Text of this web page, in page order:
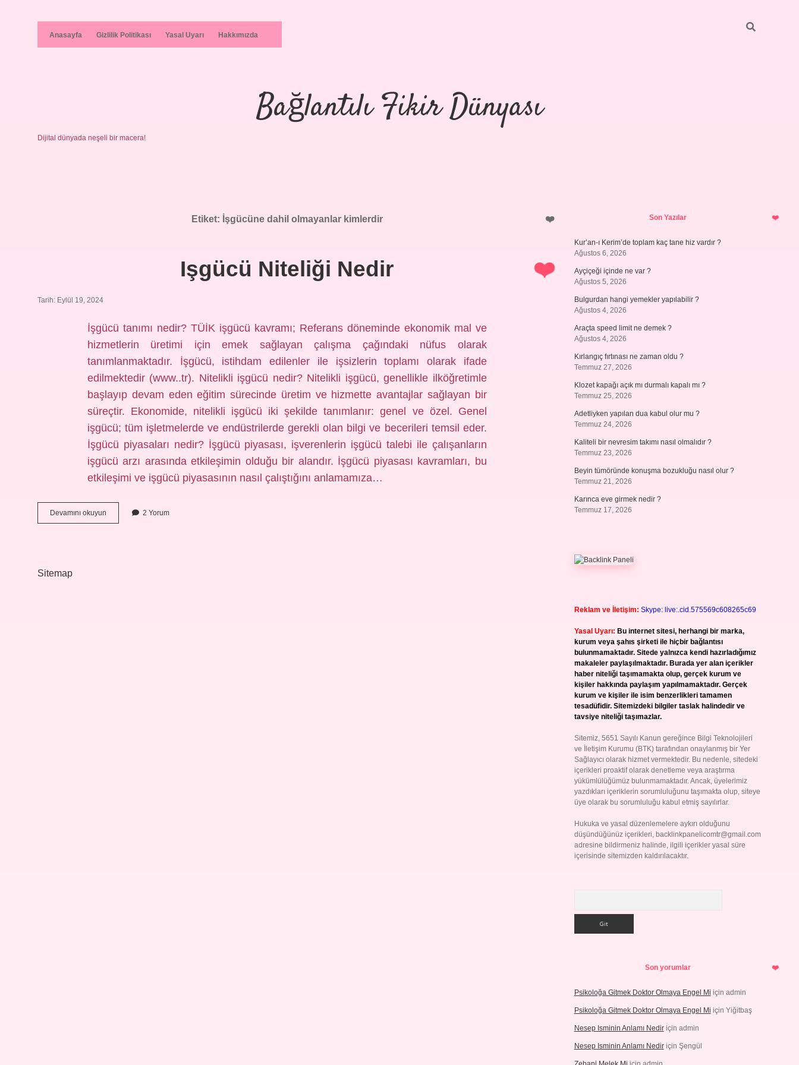
Anasayfa Gizlilik Politikası Yasal Uyarı Hakkımızda
Bağlantılı Fikir Dünyası
Dijital dünyada neşeli bir macera!
Etiket: İşgücüne dahil olmayanlar kimlerdir
Işgücü Niteliği Nedir
Tarih: Eylül 19, 2024
İşgücü tanımı nedir? TÜİK işgücü kavramı; Referans döneminde ekonomik mal ve
hizmetlerin üretimi için emek sağlayan çalışma çağındaki nüfus olarak
tanımlanmaktadır. İşgücü, istihdam edilenler ile işsizlerin toplamı olarak ifade
edilmektedir (www..tr). Nitelikli işgücü nedir? Nitelikli işgücü, genellikle ilköğretimle
başlayıp devam eden eğitim sürecinde üretim ve hizmette avantajlar sağlayan bir
süreçtir. Ekonomide, nitelikli işgücü iki şekilde tanımlanır: genel ve özel. Genel
işgücü; tüm işletmelerde ve endüstrilerde gerekli olan bilgi ve becerileri temsil eder.
İşgücü piyasaları nedir? İşgücü piyasası, işverenlerin işgücü talebi ile çalışanların
işgücü arzı arasında etkileşimin olduğu bir alandır. İşgücü piyasası kavramları, bu
etkileşimi ve işgücü piyasasının nasıl çalıştığını anlamamıza…
Devamını okuyun
Niteliği
2 Yorum
Sitemap
SidebarSon Yazılar
Kur’an-ı Kerim’de toplam kaç tane hiz vardır ?
Ağustos 6, 2026
Ayçiçeği içinde ne var ?
Ağustos 5, 2026
Bulgurdan hangi yemekler yapılabilir ?
Ağustos 4, 2026
Araçta speed limit ne demek ?
Ağustos 4, 2026
Kırlangıç fırtınası ne zaman oldu ?
Temmuz 27, 2026
Klozet kapağı açık mı durmalı kapalı mı ?
Temmuz 25, 2026
Adetliyken yapılan dua kabul olur mu ?
Temmuz 24, 2026
Kaliteli bir nevresim takımı nasıl olmalıdır ?
Temmuz 23, 2026
Beyin tümöründe konuşma bozukluğu nasıl olur ?
Temmuz 21, 2026
Karınca eve girmek nedir ?
Temmuz 17, 2026
Reklam ve İletişim: Skype: live:.cid.575569c608265c69
Yasal Uyarı: Bu internet sitesi, herhangi bir marka,
kurum veya şahıs şirketi ile hiçbir bağlantısı
bulunmamaktadır. Sitede yalnızca kendi hazırladığımız
makaleler paylaşılmaktadır. Burada yer alan içerikler
haber niteliği taşımamakta olup, gerçek kurum ve
kişiler hakkında paylaşım yapılmamaktadır. Gerçek
kurum ve kişiler ile isim benzerlikleri tamamen
tesadüfidir. Sitemizdeki bilgiler taslak halindedir ve
tavsiye niteliği taşımazlar.
Sitemiz, 5651 Sayılı Kanun gereğince Bilgi Teknolojileri
ve İletişim Kurumu (BTK) tarafından onaylanmış bir Yer
Sağlayıcı olarak hizmet vermektedir. Bu nedenle, sitedeki
içerikleri proaktif olarak denetleme veya araştırma
yükümlülüğümüz bulunmamaktadır. Ancak, üyelerimiz
yazdıkları içeriklerin sorumluluğunu taşımakta olup, siteye
üye olarak bu sorumluluğu kabul etmiş sayılırlar.
Hukuka ve yasal düzenlemelere aykırı olduğunu
düşündüğünüz içerikleri, backlinkpanelicomtr@gmail.com
adresine bildirmeniz halinde, ilgili içerikler yasal süre
içerisinde sitemizden kaldırılacaktır.
Son yorumlar
Psikoloğa Gitmek Doktor Olmaya Engel Mi için admin
Psikoloğa Gitmek Doktor Olmaya Engel Mi için Yiğitbaş
Nesep Isminin Anlamı Nediriçin admin
Nesep Isminin Anlamı Nediriçin Şengül